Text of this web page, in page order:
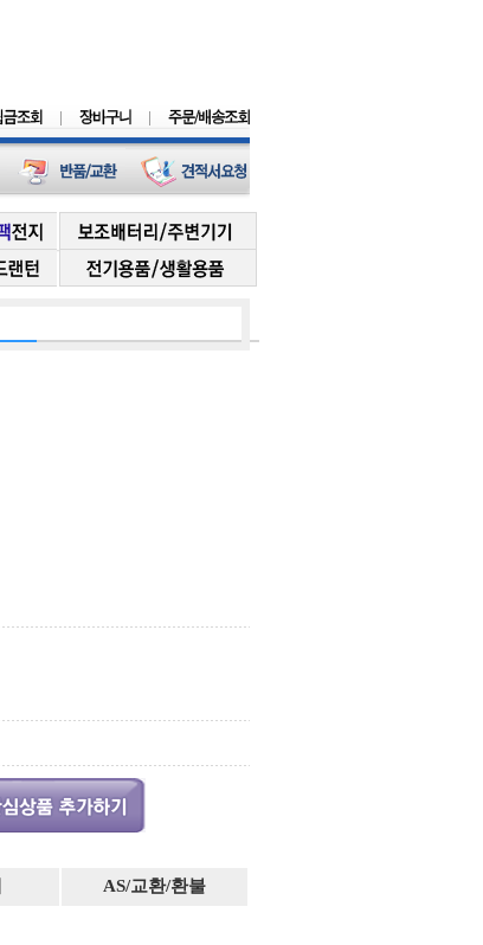
AS/교환/환불